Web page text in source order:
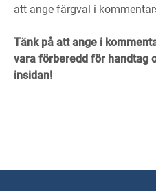
att ange färgval i
Tänk på att ange i
vara förberedd för handtag
insidan!